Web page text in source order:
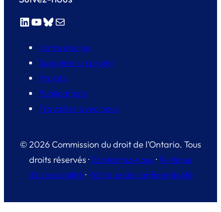
LinkedIn
YouTube
Bluesky
E-mail
Notre équipe
Suggérer un projet
Projets
Publications
Travailler avec nous
© 2026 Commission du droit de l’Ontario. Tous
droits réservés · Contactez-nous · Politique
d’accessibilité · Politique de confidentialité